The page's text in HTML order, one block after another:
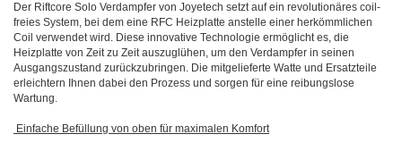
Der Riftcore Solo Verdampfer von Joyetech setzt auf ein revolutionäres coil-
freies System, bei dem eine RFC Heizplatte anstelle einer herkömmlichen
Coil verwendet wird. Diese innovative Technologie ermöglicht es, die
Heizplatte von Zeit zu Zeit auszuglühen, um den Verdampfer in seinen
Ausgangszustand zurückzubringen. Die mitgelieferte Watte und Ersatzteile
erleichtern Ihnen dabei den Prozess und sorgen für eine reibungslose
Wartung.
Einfache Befüllung von oben für maximalen Komfort